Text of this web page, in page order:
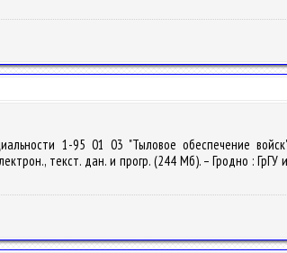
1-95 01 03 "Тыловое обеспечение
текст. дан. и прогр. (244 Мб). – Гродно :